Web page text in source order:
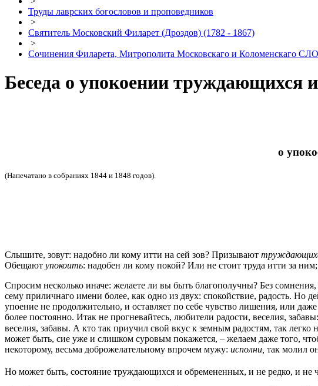
Труды лаврских богословов и проповедников
>
Святитель Московский Филарет (Дроздов) (1782 - 1867)
>
Сочинения Филарета, Митрополита Московскаго и Коломенскаго
Беседа о упокоении труждающихся
о
(Напечатано в собраниях 1844 и 1848 годов).
Слышите, зовут: надобно ли кому итти на сей зов? Призывают
Обещают упокоить: надобен ли кому покой? Или не стоит труда итти за
Спросим несколько иначе: желаете ли вы быть благополучны? Без
сему приличнаго имени более, как одно из двух: спокойствие, радость. Но
упоение не продолжительно, и оставляет по себе чувство лишения, или
более постоянно. Итак не прогневайтесь, любители радости, веселия,
веселия, забавы. А кто так приучил свой вкус к земным радостям, так легко
может быть, сие уже и слишком суровым покажется, – желаем даже того,
некоторому, весьма доброжелательному впрочем мужу: исполни, так молил
Но может быть, состояние труждающихся и обремененных, и не редко, и не